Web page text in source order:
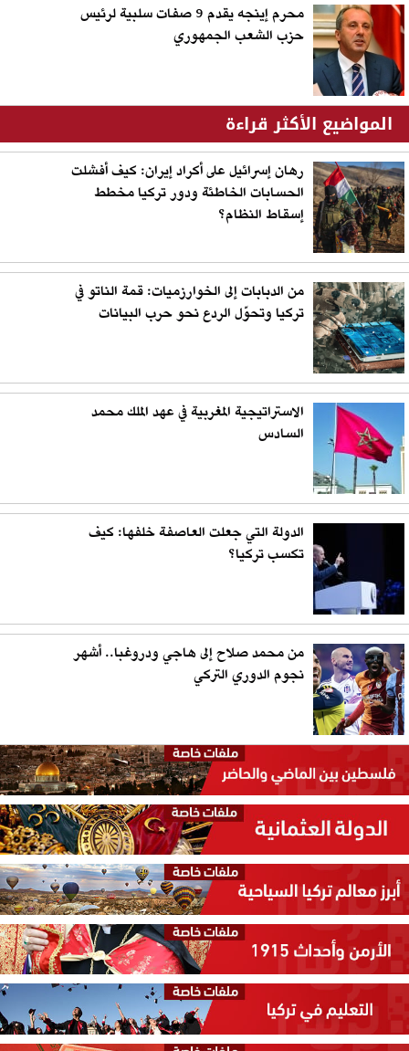
محرم إينجه يقدم 9 صفات سلبية لرئيس
حزب الشعب الجمهوري
المواضيع الأكثر قراءة
رهان إسرائيل على أكراد إيران: كيف أفشلت
الحسابات الخاطئة ودور تركيا مخطط
إسقاط النظام؟
من الدبابات إلى الخوارزميات: قمة الناتو في
تركيا وتحوّل الردع نحو حرب البيانات
الاستراتيجية المغربية في عهد الملك محمد
السادس
الدولة التي جعلت العاصفة خلفها: كيف
تكسب تركيا؟
من محمد صلاح إلى هاجي ودروغبا.. أشهر
نجوم الدوري التركي